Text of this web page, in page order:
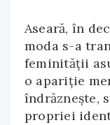
Aseară, în
moda s-a
feminității
o apariție
îndrăznește,
propriei